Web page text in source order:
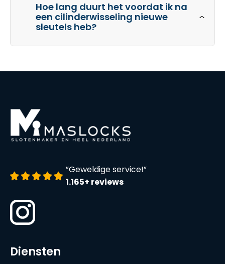
Hoe lang duurt het voordat ik na
een cilinderwisseling nieuwe
sleutels heb?
”Geweldige service!”
1.165+ reviews
Diensten